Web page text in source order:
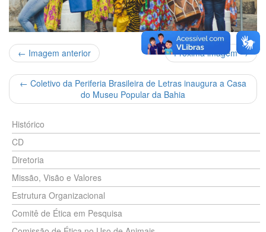
← Imagem anterior Próxima imagem →
← Coletivo da Periferia Brasileira de Letras inaugura a Casa
do Museu Popular da Bahia
Histórico
CD
Diretoria
Missão, Visão e Valores
Estrutura Organizacional
Comitê de Ética em Pesquisa